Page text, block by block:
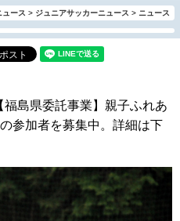
ュース > ジュニアサッカーニュース > ニュース
島県委託事業】親子ふれあ
参加者を募集中。詳細は下